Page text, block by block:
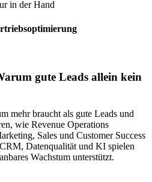
gute Leads allein kein
mehr braucht als gute Leads und
wie Revenue Operations
Sales und Customer Success
Datenqualität und KI spielen
Wachstum unterstützt.